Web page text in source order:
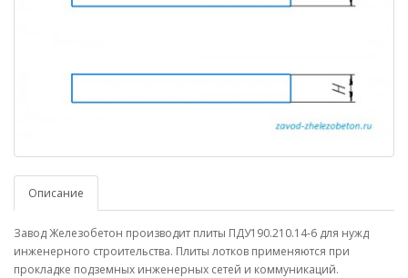
Описание
Завод Железобетон производит плиты ПДУ190.210.14-6 для нужд
инженерного строительства. Плиты лотков применяются при
прокладке подземных инженерных сетей и коммуникаций.